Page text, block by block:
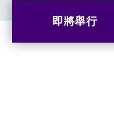
即將舉行